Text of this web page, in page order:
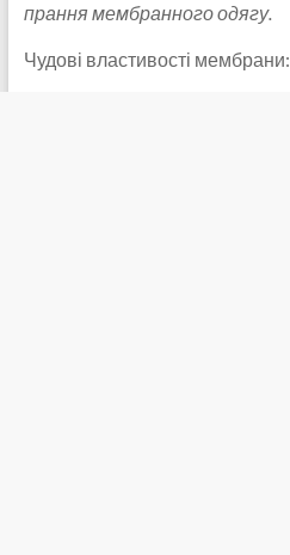
прання мембранного одягу.
Чудові властивості мембрани: